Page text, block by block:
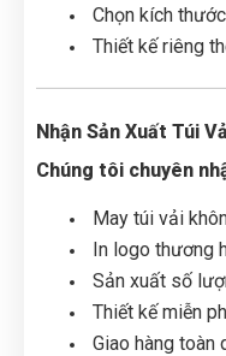
Chọn kích thước
Thiết kế riêng
Nhận Sản Xuất Túi
Chúng tôi chuyên
May túi vải
In logo thương
Sản xuất số
Thiết kế miễn
Giao hàng toàn